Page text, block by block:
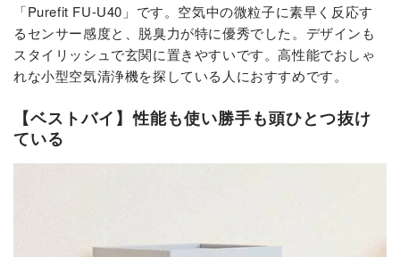
「Purefit FU-U40」です。空気中の微粒子に素早く反応す
るセンサー感度と、脱臭力が特に優秀でした。デザインも
スタイリッシュで玄関に置きやすいです。高性能でおしゃ
れな小型空気清浄機を探している人におすすめです。
【ベストバイ】性能も使い勝手も頭ひとつ抜け
ている